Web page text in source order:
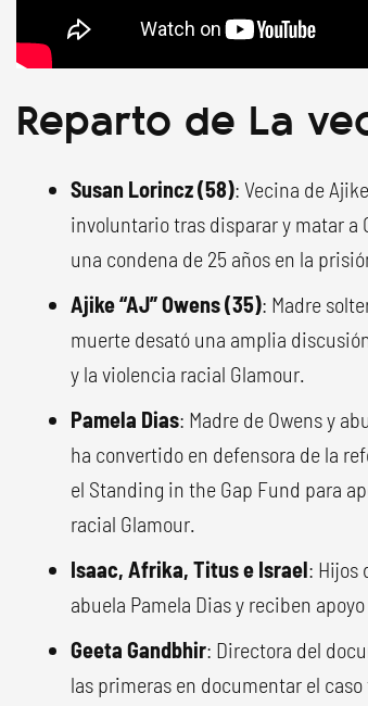
Reparto de La
Susan Lorincz (58): Vecina de
involuntario tras disparar y matar a
una condena de 25 años en la
Ajike “AJ” Owens (35): Madre
muerte desató una amplia
y la violencia racial Glamour.
Pamela Dias: Madre de Owens y
ha convertido en defensora de la
el Standing in the Gap Fund para
racial Glamour.
Isaac, Afrika, Titus e Israel: Hijos
abuela Pamela Dias y reciben
Geeta Gandbhir: Directora del
las primeras en documentar el